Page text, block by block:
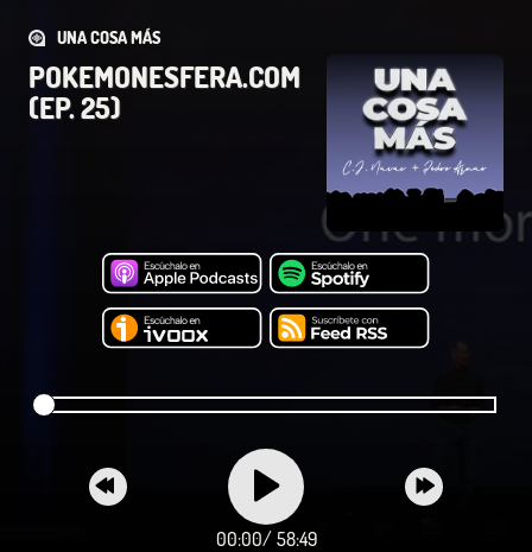
UNA COSA MÁS
POKEMONESFERA.COM
(EP. 25)
00:00/ 58:49